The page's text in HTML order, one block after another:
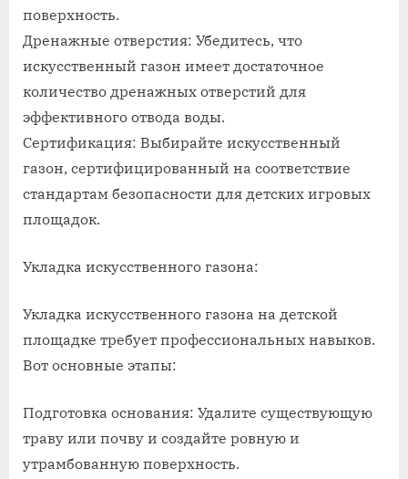
поверхность.
Дренажные отверстия: Убедитесь, что
искусственный газон имеет достаточное
количество дренажных отверстий для
эффективного отвода воды.
Сертификация: Выбирайте искусственный
газон, сертифицированный на соответствие
стандартам безопасности для детских игровых
площадок.
Укладка искусственного газона:
Укладка искусственного газона на детской
площадке требует профессиональных навыков.
Вот основные этапы:
Подготовка основания: Удалите существующую
траву или почву и создайте ровную и
утрамбованную поверхность.